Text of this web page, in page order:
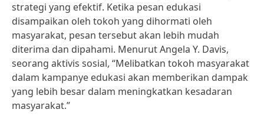
strategi yang efektif. Ketika pesan edukasi
disampaikan oleh tokoh yang dihormati oleh
masyarakat, pesan tersebut akan lebih mudah
diterima dan dipahami. Menurut Angela Y. Davis,
seorang aktivis sosial, “Melibatkan tokoh masyarakat
dalam kampanye edukasi akan memberikan dampak
yang lebih besar dalam meningkatkan kesadaran
masyarakat.”